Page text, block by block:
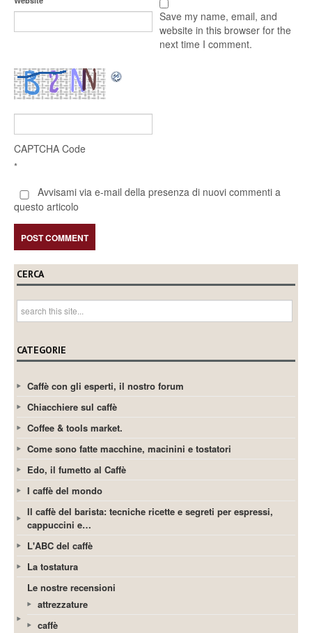
Save my name, email, and
website in this browser for the
next time I comment.
CAPTCHA Code
*
Avvisami via e-mail della presenza di nuovi commenti a
questo articolo
CERCA
CATEGORIE
Caffè con gli esperti, il nostro forum
Chiacchiere sul caffè
Coffee & tools market.
Come sono fatte macchine, macinini e tostatori
Edo, il fumetto al Caffè
I caffè del mondo
Il caffè del barista: tecniche ricette e segreti per espressi,
cappuccini e…
L'ABC del caffè
La tostatura
Le nostre recensioni
attrezzature
caffè